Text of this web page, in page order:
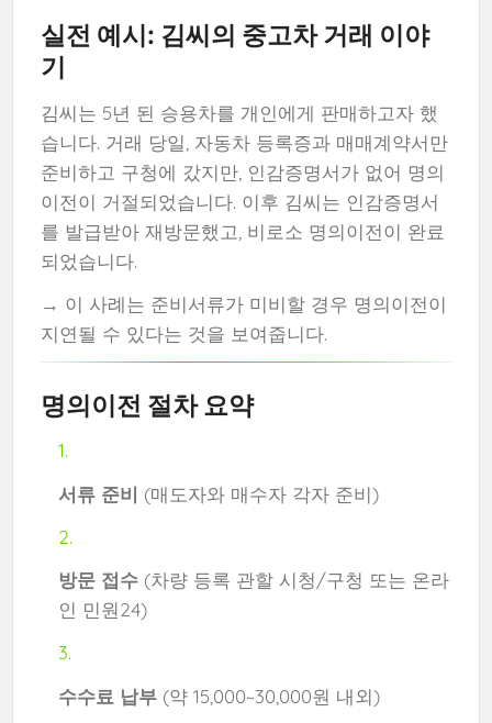
실전 예시: 김씨의 중고차 거래 이야
기
김씨는 5년 된 승용차를 개인에게 판매하고자 했
습니다. 거래 당일, 자동차 등록증과 매매계약서만
준비하고 구청에 갔지만, 인감증명서가 없어 명의
이전이 거절되었습니다. 이후 김씨는 인감증명서
를 발급받아 재방문했고, 비로소 명의이전이 완료
되었습니다.
→ 이 사례는 준비서류가 미비할 경우 명의이전이
지연될 수 있다는 것을 보여줍니다.
명의이전 절차 요약
서류 준비 (매도자와 매수자 각자 준비)
방문 접수(차량 등록 관할 시청/구청 또는 온라
인 민원24)
수수료 납부(약 15,000~30,000원 내외)